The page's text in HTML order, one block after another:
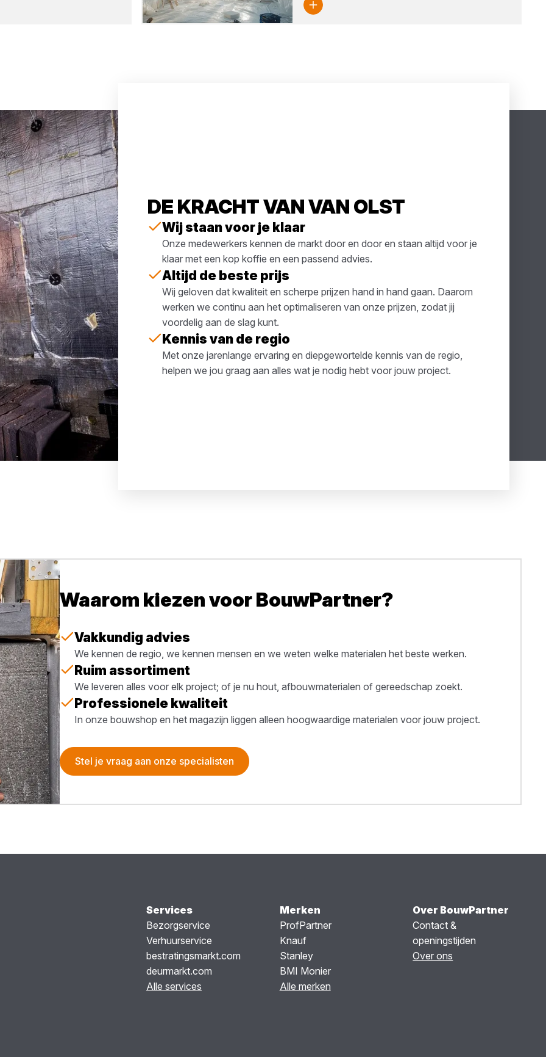
DE KRACHT VAN VAN OLST
Wij staan voor je klaar
Onze medewerkers kennen de markt door en door en staan altijd voor je
klaar met een kop koffie en een passend advies.
Altijd de beste prijs
Wij geloven dat kwaliteit en scherpe prijzen hand in hand gaan. Daarom
werken we continu aan het optimaliseren van onze prijzen, zodat jij
voordelig aan de slag kunt.
Kennis van de regio
Met onze jarenlange ervaring en diepgewortelde kennis van de regio,
helpen we jou graag aan alles wat je nodig hebt voor jouw project.
Waarom kiezen voor BouwPartner?
Vakkundig advies
We kennen de regio, we kennen mensen en we weten welke materialen het beste werken.
Ruim assortiment
We leveren alles voor elk project; of je nu hout, afbouwmaterialen of gereedschap zoekt.
Professionele kwaliteit
In onze bouwshop en het magazijn liggen alleen hoogwaardige materialen voor jouw project.
Stel je vraag aan onze specialisten
Services
Bezorgservice
Verhuurservice
bestratingsmarkt.com
deurmarkt.com
Alle services
Merken
ProfPartner
Knauf
Stanley
BMI Monier
Alle merken
Over BouwPartner
Contact &
openingstijden
Over ons